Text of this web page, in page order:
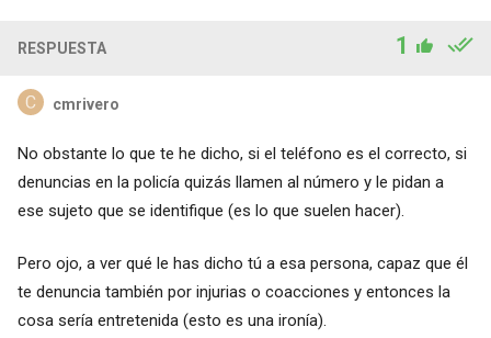
RESPUESTA 1
cmrivero
No obstante lo que te he dicho, si el teléfono es el correcto, si
denuncias en la policía quizás llamen al número y le pidan a
ese sujeto que se identifique (es lo que suelen hacer).
Pero ojo, a ver qué le has dicho tú a esa persona, capaz que él
te denuncia también por injurias o coacciones y entonces la
cosa sería entretenida (esto es una ironía).